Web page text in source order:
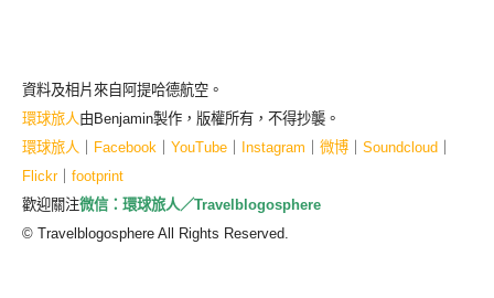
資料及相片來自阿提哈德航空。
環球旅人 由Benjamin製作，版權所有，不得抄襲。
環球旅人
Facebook YouTube Instagram 微博 Soundcloud
Flickr｜ footprint
歡迎關注微信：環球旅人／Travelblogosphere
© Travelblogosphere All Rights Reserved.